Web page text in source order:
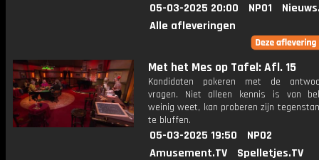
05-03-2025 20:00 NPO1
Alle afleveringen
Met het Mes op Tafel: Afl. 15
Kandidaten pokeren met de
vragen. Niet alleen kennis is van
weinig weet, kan proberen zijn
te bluffen.
05-03-2025 19:50
NPO2
Amusement.TV
Spelletjes.TV